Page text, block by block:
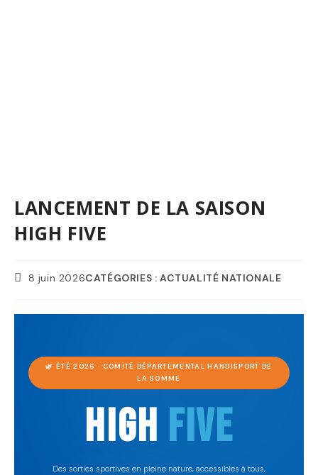
LANCEMENT DE LA SAISON
HIGH FIVE
Publication
8 juin 2026POST
CATÉGORIES :ACTUALITÉ NATIONALE
🌿 ÉTÉ 2026 · COMITÉ DÉPARTEMENTAL HANDISPORT DE
LA SOMME
HIGH FIVE
Des sorties sportives en pleine nature, accessibles à tous,